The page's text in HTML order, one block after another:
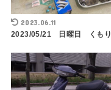
2023.06.11
2023/05/21 日曜日 くもり